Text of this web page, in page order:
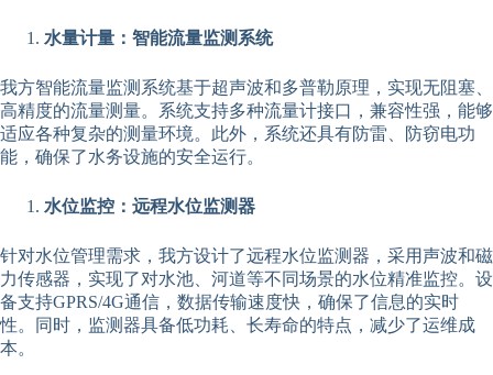
水量计量：智能流量监测系统
我方智能流量监测系统基于超声波和多普勒原理，实现无阻塞、
高精度的流量测量。系统支持多种流量计接口，兼容性强，能够
适应各种复杂的测量环境。此外，系统还具有防雷、防窃电功
能，确保了水务设施的安全运行。
水位监控：远程水位监测器
针对水位管理需求，我方设计了远程水位监测器，采用声波和磁
力传感器，实现了对水池、河道等不同场景的水位精准监控。设
备支持GPRS/4G通信，数据传输速度快，确保了信息的实时
性。同时，监测器具备低功耗、长寿命的特点，减少了运维成
本。